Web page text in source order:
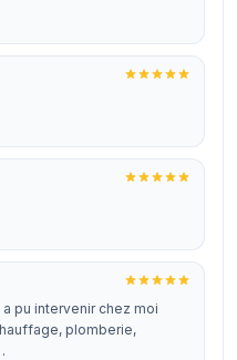
pu intervenir chez moi
plomberie,